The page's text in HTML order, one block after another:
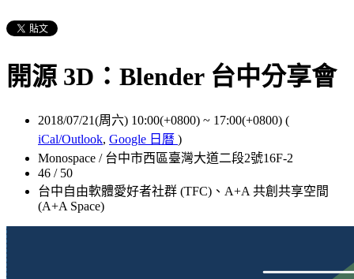
開源 3D：Blender 台中分享會
2018/07/21(周六) 10:00(+0800) ~ 17:00(+0800) (
iCal/Outlook, Google 日曆 )
Monospace / 台中市西區臺灣大道二段2號16F-2
46 / 50
台中自由軟體愛好者社群 (TFC)、A+A 共創共享空間
(A+A Space)